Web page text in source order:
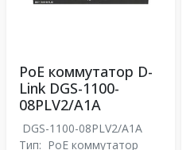
PoE коммутатор D-
Link DGS-1100-
08PLV2/A1A
DGS-1100-08PLV2/A1A
Тип: PoE коммутатор